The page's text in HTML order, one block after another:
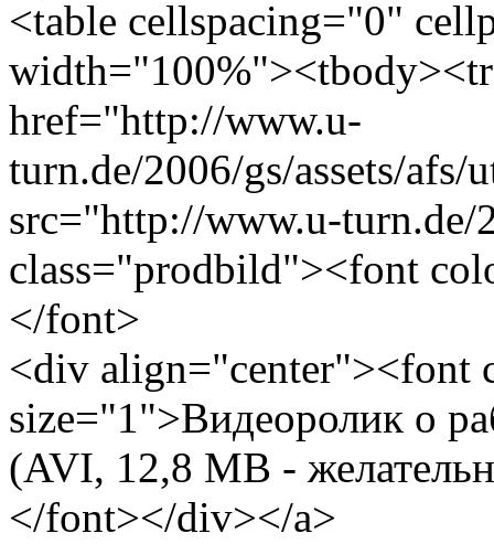
<table cellspacing="0"
href="http://www.u-
turn.de/2006/gs/assets/
src="http://www.u-turn.de/
class="prodbild"><font
</font>
<div align="center"><font
size="1">Видеоролик о
(AVI, 12,8 MB -
</font></div></a>